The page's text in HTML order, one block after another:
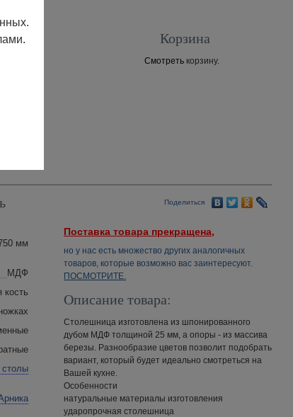
Корзина
Смотреть корзину.
Поделиться
мм
МДФ
кость
столы
Поставка товара прекращена,
но у нас есть множество других аналогичных
товаров, которые возможно вас заинтересуют.
ПОСМОТРИТЕ.
Описание товара:
Столешница изготовлена из шпонированного
дубом МДФ толщиной 25 мм, а опоры - из массива
березы. Разнообразие цветов позволит подобрать
вариант, который будет идеально смотреться на
Вашей кухне.
Особенности
натуральные материалы изготовления
ударопрочная столешница